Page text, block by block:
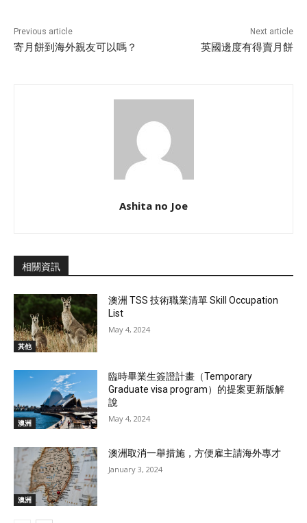
Previous article
寄月餅到海外親友可以嗎？
Next article
英國邊度有得賣月餅
Ashita no Joe
相關資訊
其他
澳洲 TSS 技術職業清單 Skill Occupation
List
May 4, 2024
澳洲
臨時畢業生簽證計畫（Temporary
Graduate visa program）的提案更新版解
說
May 4, 2024
澳洲
澳洲取消一舉措施，方便雇主請海外專才
January 3, 2024